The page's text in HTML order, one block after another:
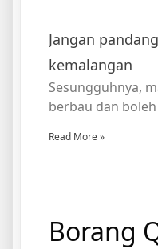
Jangan
kemalangan
Sesungguhnya,
berbau dan
Read More »
Borang